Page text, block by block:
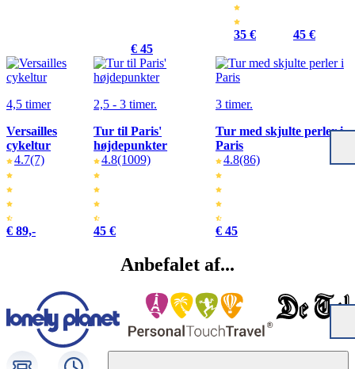
€ 45
35 € 45 €
4,5 timer
Versailles
cykeltur
4.7(7)
€ 89,-
2,5 - 3 timer.
Tur til Paris'
højdepunkter
4.8(1009)
45 €
3 timer.
Tur med skjulte perler i
Paris
4.8(86)
€ 45
Anbefalet af...